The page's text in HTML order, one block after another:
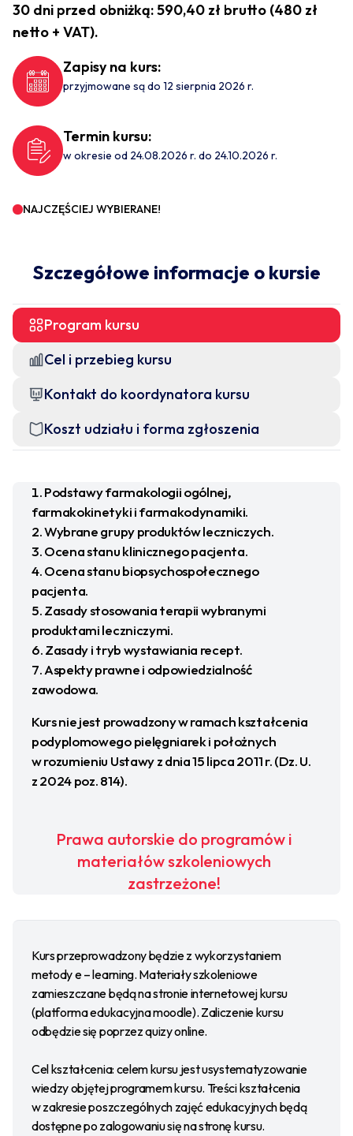
30 dni przed obniżką: 590,40 zł brutto (480 zł
netto + VAT).
Zapisy na kurs:
przyjmowane są do 12 sierpnia 2026 r.
Termin kursu:
w okresie od 24.08.2026 r. do 24.10.2026 r.
NAJCZĘŚCIEJ WYBIERANE!
Szczegółowe informacje o kursie
Program kursu
Cel i przebieg kursu
Kontakt do koordynatora kursu
Koszt udziału i forma zgłoszenia
Podstawy farmakologii ogólnej,
farmakokinetyki i farmakodynamiki.
Wybrane grupy produktów leczniczych.
Ocena stanu klinicznego pacjenta.
Ocena stanu biopsychospołecznego
pacjenta.
Zasady stosowania terapii wybranymi
produktami leczniczymi.
Zasady i tryb wystawiania recept.
Aspekty prawne i odpowiedzialność
zawodowa.
Kurs nie jest prowadzony w ramach kształcenia
podyplomowego pielęgniarek i położnych
w rozumieniu Ustawy z dnia 15 lipca 2011 r. (Dz. U.
z 2024 poz. 814).
Prawa autorskie do programów i
materiałów szkoleniowych
zastrzeżone!
Kurs przeprowadzony będzie z wykorzystaniem
metody e – learning. Materiały szkoleniowe
zamieszczane będą na stronie internetowej kursu
(platforma edukacyjna moodle). Zaliczenie kursu
odbędzie się poprzez quizy online.
Cel kształcenia: celem kursu jest usystematyzowanie
wiedzy objętej programem kursu. Treści kształcenia
w zakresie poszczególnych zajęć edukacyjnych będą
dostępne po zalogowaniu się na stronę kursu.